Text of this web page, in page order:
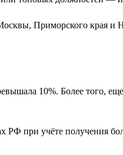
Приморского края
10%. Более того,
РФ при учёте получения